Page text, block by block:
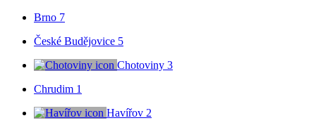
Brno 7
České Budějovice 5
Chotoviny 3
Chrudim 1
Havířov 2